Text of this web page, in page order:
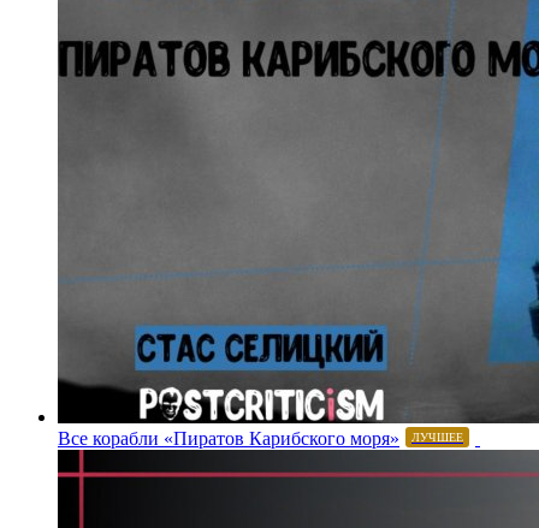
Все корабли «Пиратов Карибского моря» ЛУЧШЕЕ